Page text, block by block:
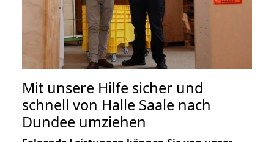
Mit unsere Hilfe sicher und
schnell von Halle Saale nach
Dundee umziehen